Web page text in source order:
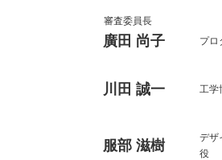
審査委員長
廣田 尚子 プロ
川田 誠一 工学
服部 滋樹
デザ
役